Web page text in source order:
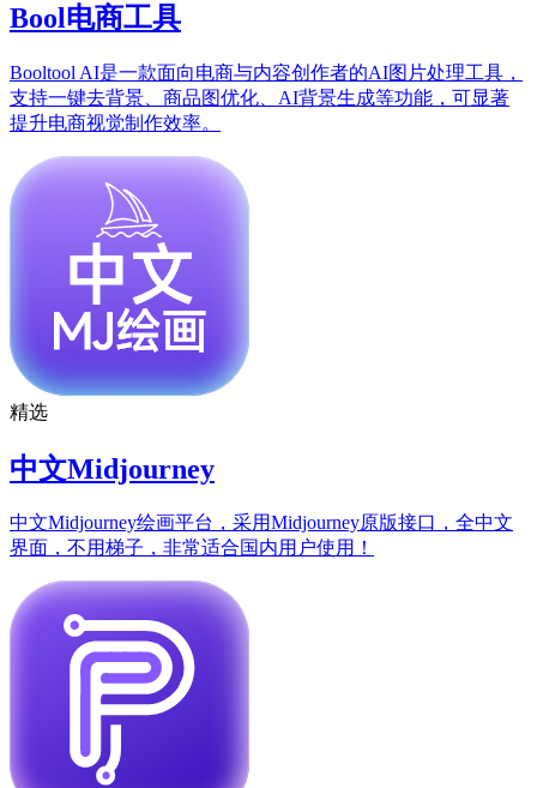
Bool电商工具
Booltool AI是一款面向电商与内容创作者的AI图片处理工具，
支持一键去背景、商品图优化、AI背景生成等功能，可显著
提升电商视觉制作效率。
精选
中文Midjourney
中文Midjourney绘画平台，采用Midjourney原版接口，全中文
界面，不用梯子，非常适合国内用户使用！